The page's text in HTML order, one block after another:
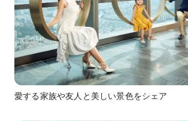
愛する家族や友人と美しい景色をシェア